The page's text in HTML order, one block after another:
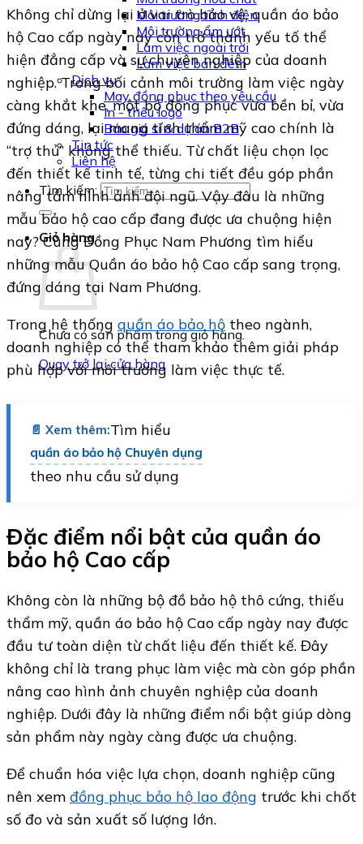
Môi trường tĩnh điện
Môi trường ẩm ướt
Làm việc ngoài trời
Làm việc ban đêm
Dịch vụ
May đồng phục theo yêu cầu
In - thêu logo
Báo giá sỉ & dự án B2B
Tin tức
Liên hệ
Tìm kiếm:
Giỏ hàng
Chưa có sản phẩm trong giỏ hàng.
Quay trở lại cửa hàng
Không chỉ dừng lại ở vai trò bảo vệ, quần áo bảo
hộ Cao cấp ngày nay còn trở thành yếu tố thể
hiện đẳng cấp và sự chuyên nghiệp của doanh
nghiệp. Trong bối cảnh môi trường làm việc ngày
càng khắt khe, một bộ đồng phục vừa bền bỉ, vừa
đứng dáng, lại mang tính thẩm mỹ cao chính là
“trợ thủ” không thể thiếu. Từ chất liệu chọn lọc
đến thiết kế tinh tế, từng chi tiết đều góp phần
nâng tầm hình ảnh đội ngũ. Vậy đâu là những
mẫu bảo hộ cao cấp đang được ưa chuộng hiện
nay? Cùng Đồng Phục Nam Phương tìm hiểu
những mẫu Quần áo bảo hộ Cao cấp sang trọng,
đứng dáng tại Nam Phương.
Trong hệ thống quần áo bảo hộ theo ngành,
doanh nghiệp có thể tham khảo thêm giải pháp
phù hợp với môi trường làm việc thực tế.
📄 Xem thêm:Tìm hiểu
quần áo bảo hộ Chuyên dụng
theo nhu cầu sử dụng
Đặc điểm nổi bật của quần áo
bảo hộ Cao cấp
Không còn là những bộ đồ bảo hộ thô cứng, thiếu
thẩm mỹ, quần áo bảo hộ Cao cấp ngày nay được
đầu tư toàn diện từ chất liệu đến thiết kế. Đây
không chỉ là trang phục làm việc mà còn góp phần
nâng cao hình ảnh chuyên nghiệp của doanh
nghiệp. Dưới đây là những điểm nổi bật giúp dòng
sản phẩm này ngày càng được ưa chuộng.
Để chuẩn hóa việc lựa chọn, doanh nghiệp cũng
nên xem đồng phục bảo hộ lao động trước khi chốt
số đo và sản xuất số lượng lớn.